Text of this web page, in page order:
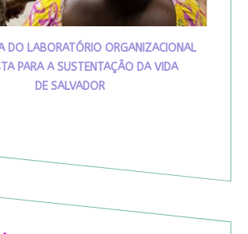
DO LABORATÓRIO ORGANIZACIONAL
PARA A SUSTENTAÇÃO DA VIDA
DE SALVADOR